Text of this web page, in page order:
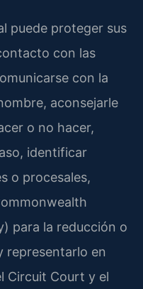
puede proteger sus
con las
con la
aconsejarle
o no hacer,
identificar
o procesales,
para la reducción o
representarlo en
Circuit Court y el